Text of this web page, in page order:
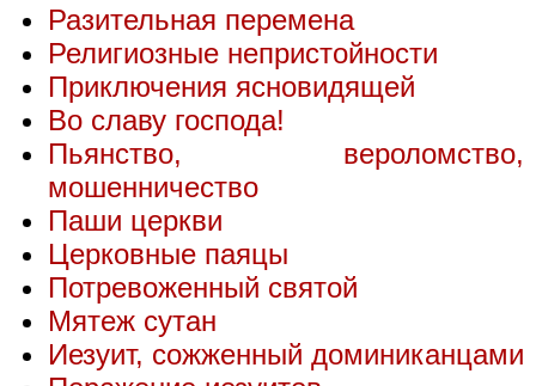
Разительная перемена
Религиозные непристойности
Приключения ясновидящей
Во славу господа!
Пьянство, вероломство,
мошенничество
Паши церкви
Церковные паяцы
Потревоженный святой
Мятеж сутан
Иезуит, сожженный доминиканцами